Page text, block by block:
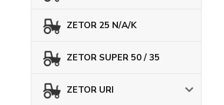
ZETOR 25 N/A/K
ZETOR SUPER 50 / 35
ZETOR URI